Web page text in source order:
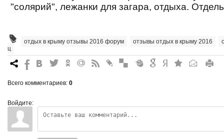
"солярий", лежанки для загара, отдыха.
отдых в крыму отзывы 2016 форум отзывы отдых в крыму 2016
ц
7 % 4 3 . + 0 * # " & 6 Q P R
Всего комментариев: 0
Войдите: